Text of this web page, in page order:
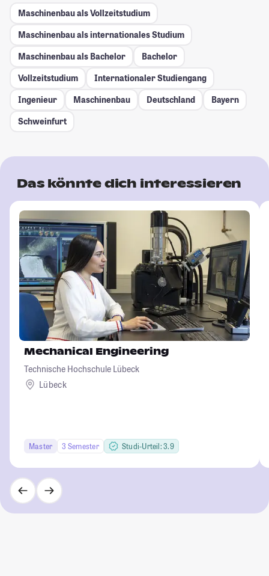
Maschinenbau als Vollzeitstudium
Maschinenbau als internationales Studium
Maschinenbau als Bachelor
Bachelor
Vollzeitstudium
Internationaler Studiengang
Ingenieur
Maschinenbau Deutschland
Bayern
Schweinfurt
Das könnte dich interessieren
Mechanical Engineering
Technische Hochschule Lübeck
Lübeck
Master 3 Semester Studi-Urteil: 3.9